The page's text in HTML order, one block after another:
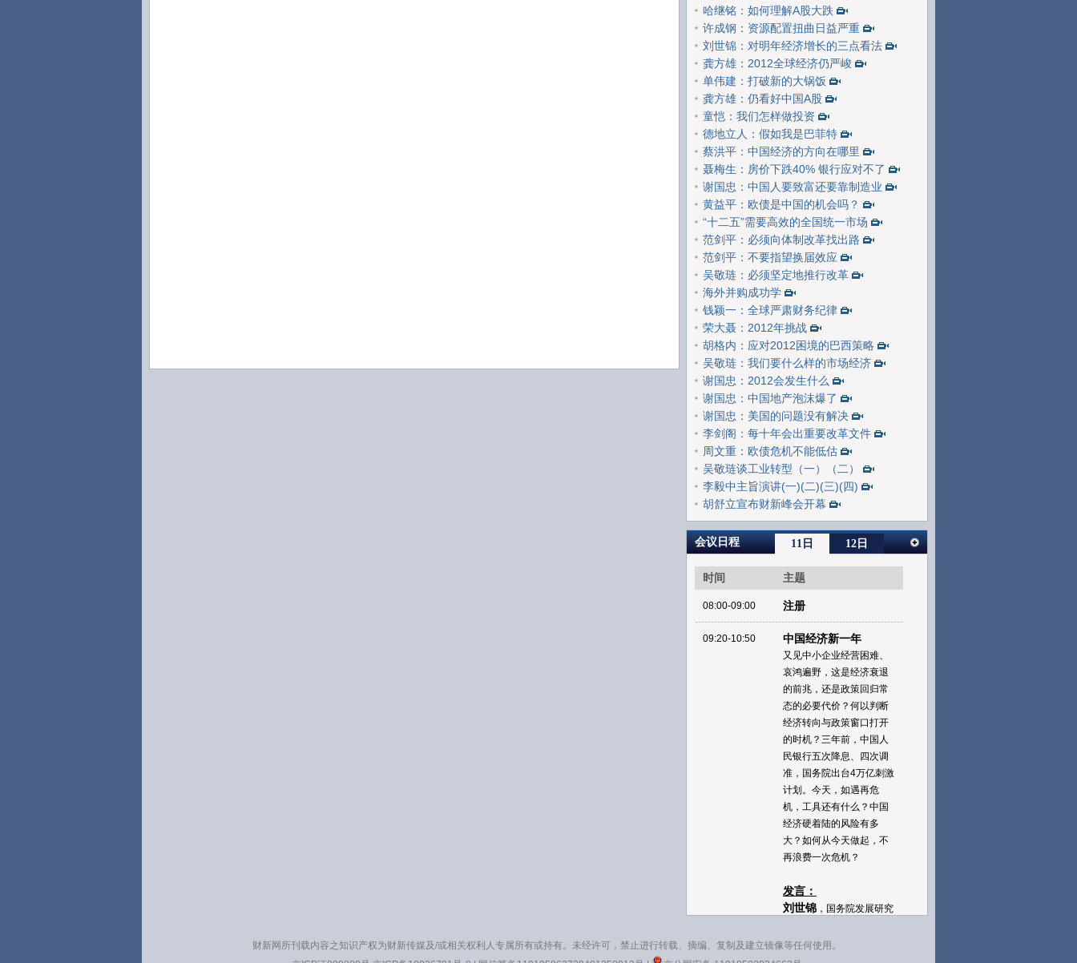
哈继铭：如何理解A股大跌
许成钢：资源配置扭曲日益严重
刘世锦：对明年经济增长的三点看法
龚方雄：2012全球经济仍严峻
单伟建：打破新的大锅饭
龚方雄：仍看好中国A股
童恺：我们怎样做投资
德地立人：假如我是巴菲特
蔡洪平：中国经济的方向在哪里
聂梅生：房价下跌40% 银行应对不了
谢国忠：中国人要致富还要靠制造业
黄益平：欧债是中国的机会吗？
“十二五”需要高效的全国统一市场
范剑平：必须向体制改革找出路
范剑平：不要指望换届效应
吴敬琏：必须坚定地推行改革
海外并购成功学
钱颖一：全球严肃财务纪律
荣大聂：2012年挑战
胡格内：应对2012困境的巴西策略
吴敬琏：我们要什么样的市场经济
谢国忠：2012会发生什么
谢国忠：中国地产泡沫爆了
谢国忠：美国的问题没有解决
李剑阁：每十年会出重要改革文件
周文重：欧债危机不能低估
吴敬琏谈工业转型（一）
（二）
李毅中主旨演讲(一)(二)(三)(四)
胡舒立宣布财新峰会开幕
会议日程 11日 12日
时间 主题
08:00-09:00 注册
09:20-10:50 中国经济新一年
又见中小企业经营困难、
哀鸿遍野，这是经济衰退
的前兆，还是政策回归常
态的必要代价？何以判断
经济转向与政策窗口打开
的时机？三年前，中国人
民银行五次降息、四次调
准，国务院出台4万亿刺激
计划。今天，如遇再危
机，工具还有什么？中国
经济硬着陆的风险有多
大？如何从今天做起，不
再浪费一次危机？
发言：
刘世锦 ，国务院发展研究
李扬，中国社会科学院副
院长、学部委员
财新网所刊载内容之知识产权为财新传媒及/或相关权利人专属所有或持有。未经许可，禁止进行转载、摘编、复制及建立镜像等任何使用。